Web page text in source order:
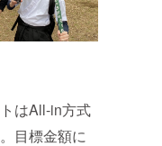
はAll-in方式
目標金額に